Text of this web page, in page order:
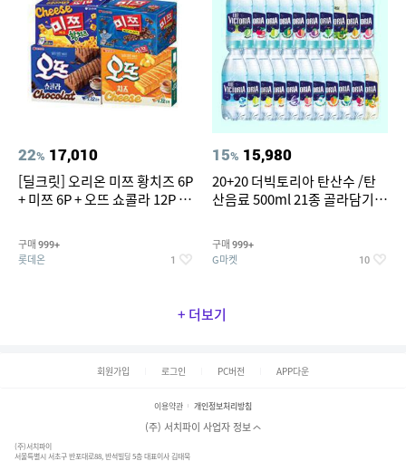
22% 17,010
[딜크릿] 오리온 미쯔 황치즈 6P
+ 미쯔 6P + 오뜨 쇼콜라 12P +
구매 999+
롯데온 1
15% 15,980
20+20 더빅토리아 탄산수 /탄
산음료 500ml 21종 골라담기
구매 999+
G마켓 10
+ 더보기
회원가입 로그인 PC버전 APP다운
이용약관 개인정보처리방침
(주) 서치파이 사업자 정보
(주)서치파이
서울특별시 서초구 반포대로88, 반석빌딩 5층 대표이사 김태묵